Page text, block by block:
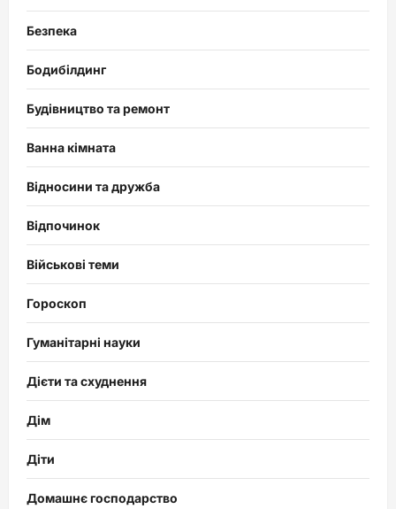
Безпека
Бодибілдинг
Будівництво та ремонт
Ванна кімната
Відносини та дружба
Відпочинок
Військові теми
Гороскоп
Гуманітарні науки
Дієти та схуднення
Дім
Діти
Домашнє господарство